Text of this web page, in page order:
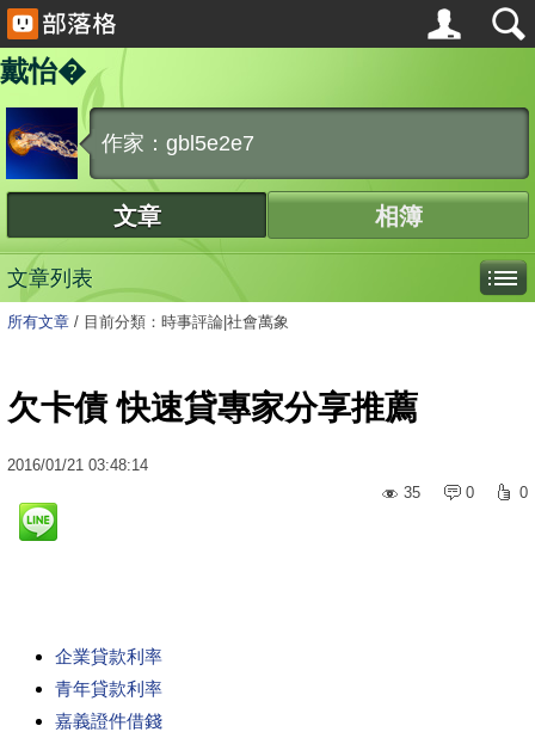
戴怡�
作家：gbl5e2e7
文章 相簿
文章列表
所有文章 / 目前分類：時事評論|社會萬象
欠卡債 快速貸專家分享推薦
2016/01/21 03:48:14
35
0 0
企業貸款利率
青年貸款利率
嘉義證件借錢